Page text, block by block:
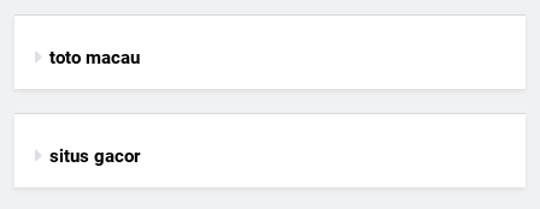
toto macau
situs gacor